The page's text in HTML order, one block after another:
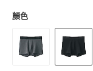
顏色